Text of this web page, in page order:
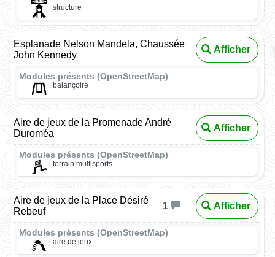
structure
Esplanade Nelson Mandela, Chaussée
John Kennedy
Afficher
Modules présents (OpenStreetMap)
balançoire
Aire de jeux de la Promenade André
Duroméa
Afficher
Modules présents (OpenStreetMap)
terrain multisports
Aire de jeux de la Place Désiré
Rebeuf
1 Afficher
Modules présents (OpenStreetMap)
aire de jeux